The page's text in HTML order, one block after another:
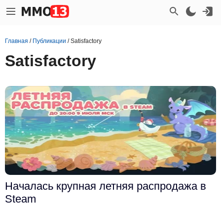
Главная / Публикации /Satisfactory
Satisfactory
Началась крупная летняя распродажа в
Steam